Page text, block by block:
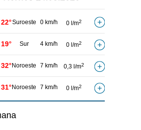
22°Suroeste 0 km/h 0 l/m2
19° Sur 4 km/h 0 l/m2
32° Noroeste 7 km/h 0,3 l/m2
31° Noroeste 7 km/h 0 l/m2